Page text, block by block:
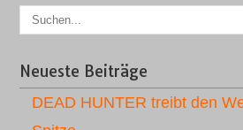
Neueste Beiträge
DEAD HUNTER treibt den